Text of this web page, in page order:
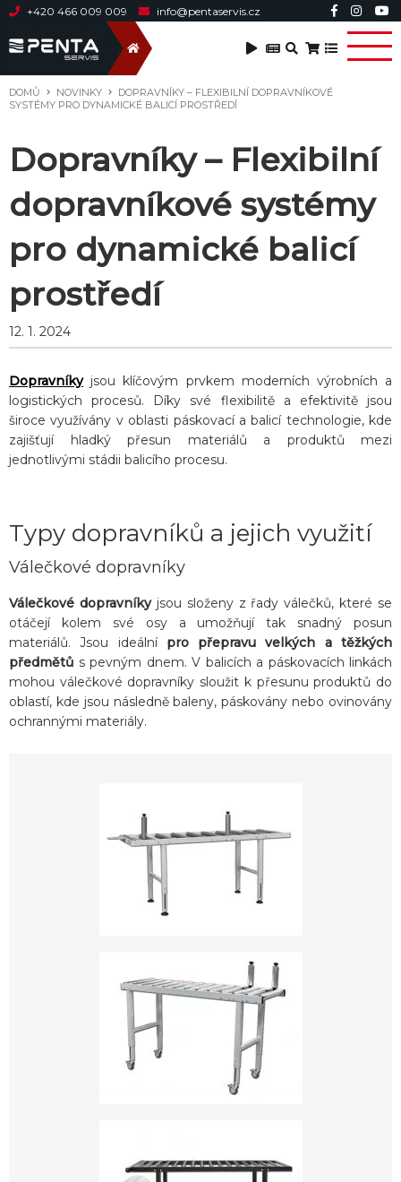
+420 466 009 009 info@pentaservis.cz
DOMŮ NOVINKY
DOPRAVNÍKY – FLEXIBILNÍ DOPRAVNÍKOVÉ
SYSTÉMY PRO DYNAMICKÉ BALICÍ PROSTŘEDÍ
Dopravníky – Flexibilní
dopravníkové systémy
pro dynamické balicí
prostředí
12. 1. 2024
Dopravníkyjsou klíčovým prvkem moderních výrobních a
logistických procesů. Díky své flexibilitě a efektivitě jsou
široce využívány v oblasti páskovací a balicí technologie, kde
zajišťují hladký přesun materiálů a produktů mezi
jednotlivými stádii balicího procesu.
Typy dopravníků a jejich využití
Válečkové dopravníky
Válečkové dopravníkyjsou složeny z řady válečků, které se
otáčejí kolem své osy a umožňují tak snadný posun
materiálů. Jsou ideální pro přepravu velkých a těžkých
předmětů s pevným dnem. V balicích a páskovacích linkách
mohou válečkové dopravníky sloužit k přesunu produktů do
oblastí, kde jsou následně baleny, páskovány nebo ovinovány
ochrannými materiály.